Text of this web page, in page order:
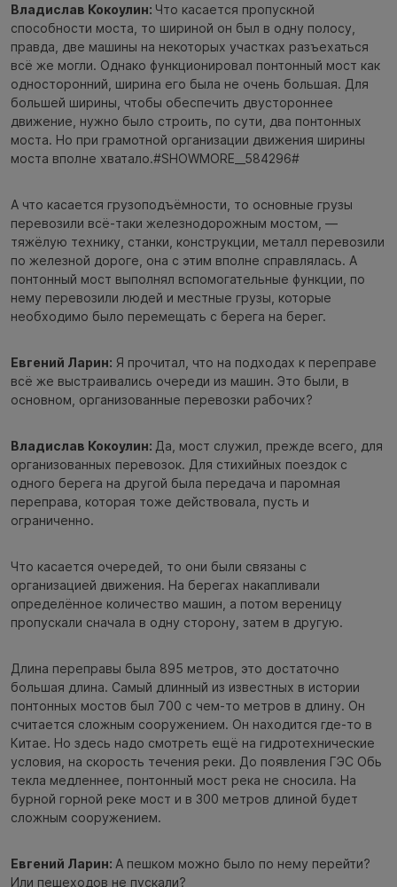
Владислав Кокоулин: Что касается пропускной
способности моста, то шириной он был в одну полосу,
правда, две машины на некоторых участках разъехаться
всё же могли. Однако функционировал понтонный мост как
односторонний, ширина его была не очень большая. Для
большей ширины, чтобы обеспечить двустороннее
движение, нужно было строить, по сути, два понтонных
моста. Но при грамотной организации движения ширины
моста вполне хватало.#SHOWMORE__584296#
А что касается грузоподъёмности, то основные грузы
перевозили всё-таки железнодорожным мостом, —
тяжёлую технику, станки, конструкции, металл перевозили
по железной дороге, она с этим вполне справлялась. А
понтонный мост выполнял вспомогательные функции, по
нему перевозили людей и местные грузы, которые
необходимо было перемещать с берега на берег.
Евгений Ларин: Я прочитал, что на подходах к переправе
всё же выстраивались очереди из машин. Это были, в
основном, организованные перевозки рабочих?
Владислав Кокоулин: Да, мост служил, прежде всего, для
организованных перевозок. Для стихийных поездок с
одного берега на другой была передача и паромная
переправа, которая тоже действовала, пусть и
ограниченно.
Что касается очередей, то они были связаны с
организацией движения. На берегах накапливали
определённое количество машин, а потом вереницу
пропускали сначала в одну сторону, затем в другую.
Длина переправы была 895 метров, это достаточно
большая длина. Самый длинный из известных в истории
понтонных мостов был 700 с чем-то метров в длину. Он
считается сложным сооружением. Он находится где-то в
Китае. Но здесь надо смотреть ещё на гидротехнические
условия, на скорость течения реки. До появления ГЭС Обь
текла медленнее, понтонный мост река не сносила. На
бурной горной реке мост и в 300 метров длиной будет
сложным сооружением.
Евгений Ларин: А пешком можно было по нему перейти?
Или пешеходов не пускали?